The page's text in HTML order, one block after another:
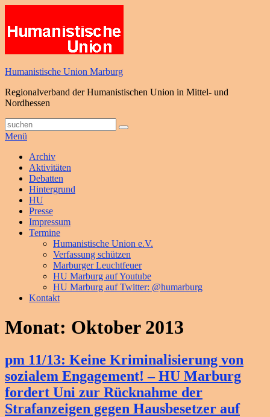
springen
Humanistische Union Marburg
Regionalverband der Humanistischen Union in Mittel- und
Nordhessen
Suche
nach:
Suchen
Menü
Primäres
Menü
Archiv
Aktivitäten
Debatten
Hintergrund
HU
Presse
Impressum
Termine
Humanistische Union e.V.
Verfassung schützen
Marburger Leuchtfeuer
HU Marburg auf Youtube
HU Marburg auf Twitter: @humarburg
Kontakt
Monat: Oktober 2013
pm 11/13: Keine Kriminalisierung von
sozialem Engagement! – HU Marburg
fordert Uni zur Rücknahme der
Strafanzeigen gegen Hausbesetzer auf